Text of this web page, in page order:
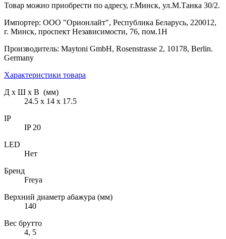
Товар можно приобрести по адресу, г.Минск, ул.М.Танка 30/2.
Импортер: ООО "Орионлайт", Республика Беларусь, 220012,
г. Минск, проспект Независимости, 76, пом.1Н
Производитель: Maytoni GmbH, Rosenstrasse 2, 10178, Berlin.
Germany
Характеристики товара
Д х Ш х В (мм)
24.5 х 14 х 17.5
IP
IP 20
LED
Нет
Бренд
Freya
Верхний диаметр абажура (мм)
140
Вес брутто
4, 5